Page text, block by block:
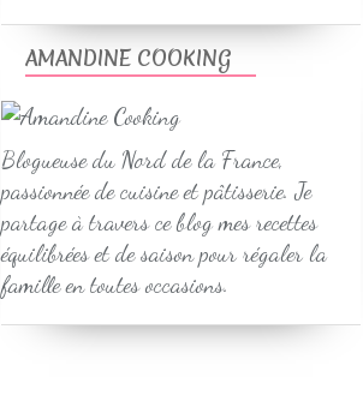
AMANDINE COOKING
Blogueuse du Nord de la France,
passionnée de cuisine et pâtisserie. Je
partage à travers ce blog mes recettes
équilibrées et de saison pour régaler la
famille en toutes occasions.